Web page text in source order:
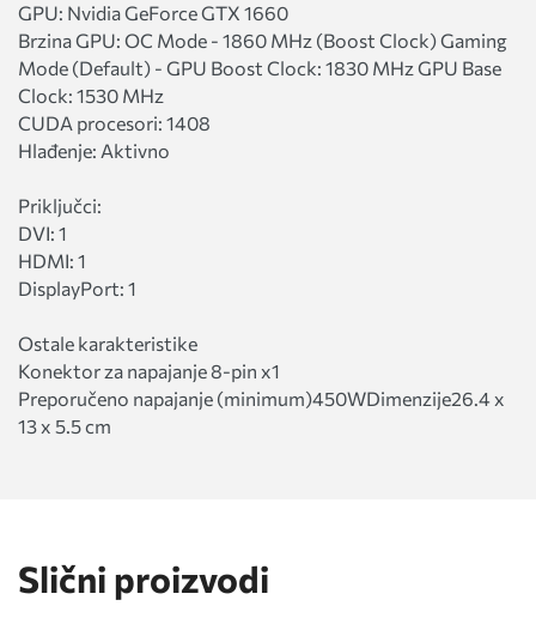
GPU: Nvidia GeForce GTX 1660
Brzina GPU: OC Mode - 1860 MHz (Boost Clock) Gaming
Mode (Default) - GPU Boost Clock: 1830 MHz GPU Base
Clock: 1530 MHz
CUDA procesori: 1408
Hlađenje: Aktivno
Priključci:
DVI: 1
HDMI: 1
DisplayPort: 1
Ostale karakteristike
Konektor za napajanje 8-pin x1
Preporučeno napajanje (minimum)450WDimenzije26.4 x
13 x 5.5 cm
Slični proizvodi